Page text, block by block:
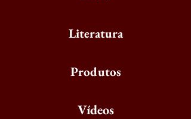
Literatura
Produtos
Vídeos